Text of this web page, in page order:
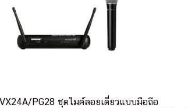
PG28 ชุดไมค์ลอยเดี่ยวแบบมือถือ